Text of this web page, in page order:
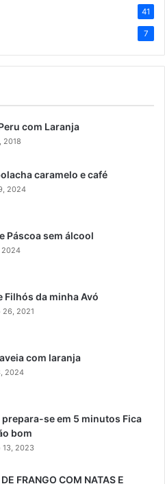
41
7
com Laranja
2018
caramelo e café
2024
Páscoa sem álcool
2024
Filhós da minha Avó
26, 2021
com laranja
2024
prepara-se em 5 minutos Fica
bom
13, 2023
FRANGO COM NATAS E